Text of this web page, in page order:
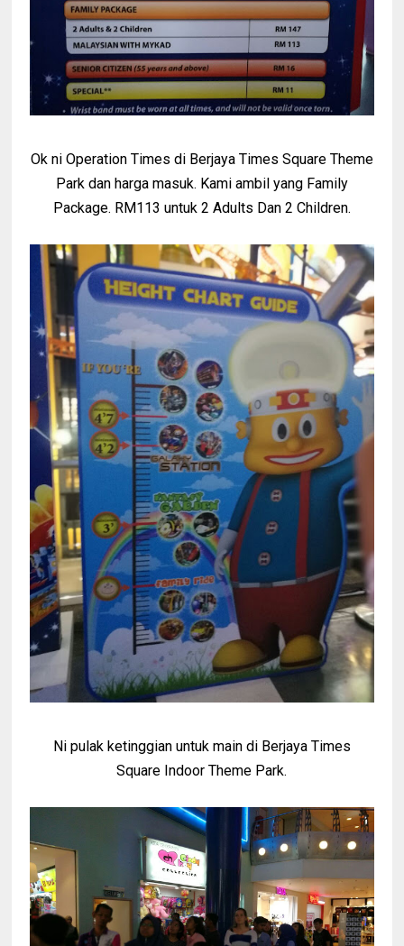
Ok ni Operation Times di Berjaya Times Square Theme
Park dan harga masuk. Kami ambil yang Family
Package. RM113 untuk 2 Adults Dan 2 Children.
Ni pulak ketinggian untuk main di Berjaya Times
Square Indoor Theme Park.